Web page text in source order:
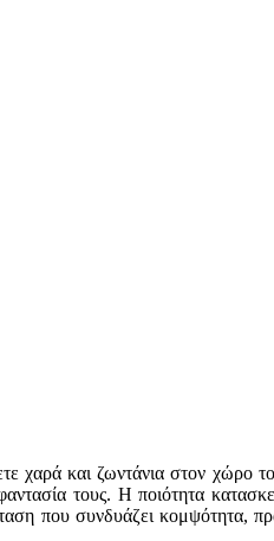
χαρά και ζωντάνια στον χώρο
τους. Η ποιότητα
που συνδυάζει